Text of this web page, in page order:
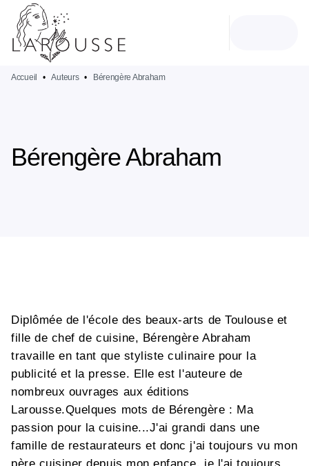
MENU
PIED DE PAGE
Accueil • Auteurs • Bérengère Abraham
Bérengère Abraham
Diplômée de l'école des beaux-arts de Toulouse et
fille de chef de cuisine, Bérengère Abraham
travaille en tant que styliste culinaire pour la
publicité et la presse. Elle est l'auteure de
nombreux ouvrages aux éditions
Larousse.Quelques mots de Bérengère : Ma
passion pour la cuisine...J'ai grandi dans une
famille de restaurateurs et donc j'ai toujours vu mon